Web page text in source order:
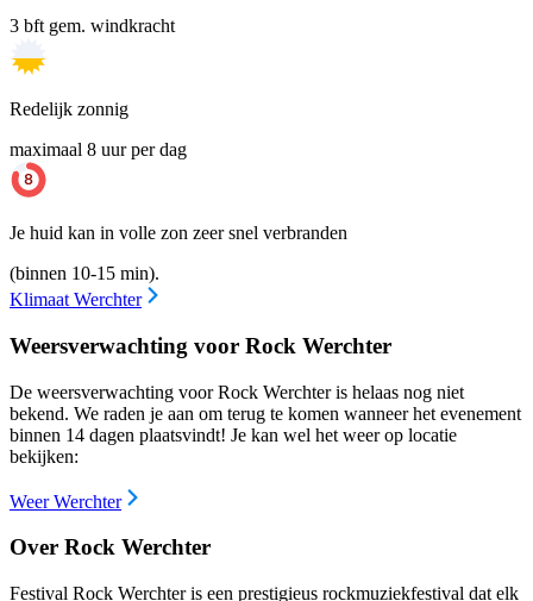
3 bft gem. windkracht
Redelijk zonnig
maximaal 8 uur per dag
Je huid kan in volle zon zeer snel verbranden
(binnen 10-15 min).
Klimaat Werchter
Weersverwachting voor Rock Werchter
De weersverwachting voor Rock Werchter is helaas nog niet
bekend. We raden je aan om terug te komen wanneer het evenement
binnen 14 dagen plaatsvindt! Je kan wel het weer op locatie
bekijken:
Weer Werchter
Over Rock Werchter
Festival Rock Werchter is een prestigieus rockmuziekfestival dat elk